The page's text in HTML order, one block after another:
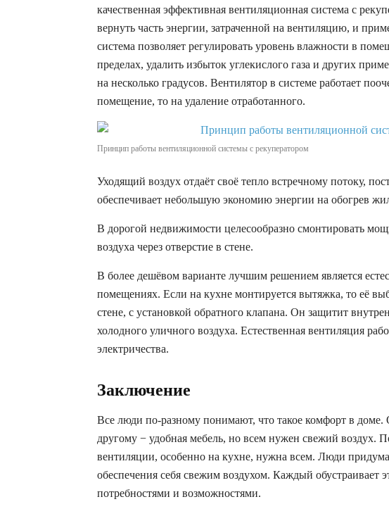
качественная эффективная вентиляционная система с
вернуть часть энергии, затраченной на вентиляцию, и
система позволяет регулировать уровень влажности в
пределах, удалить избыток углекислого газа и других
на несколько градусов. Вентилятор в системе работает
помещение, то на удаление отработанного.
Принцип работы вентиляционной системы с рекуператором
Уходящий воздух отдаёт своё тепло встречному потоку,
обеспечивает небольшую экономию энергии на обогрев
В дорогой недвижимости целесообразно смонтировать
воздуха через отверстие в стене.
В более дешёвом варианте лучшим решением является
помещениях. Если на кухне монтируется вытяжка, то её
стене, с установкой обратного клапана. Он защитит
холодного уличного воздуха. Естественная вентиляция
электричества.
Заключение
Все люди по-разному понимают, что такое комфорт в доме.
другому − удобная мебель, но всем нужен свежий воздух.
вентиляции, особенно на кухне, нужна всем. Люди
обеспечения себя свежим воздухом. Каждый обустраивает
потребностями и возможностями.